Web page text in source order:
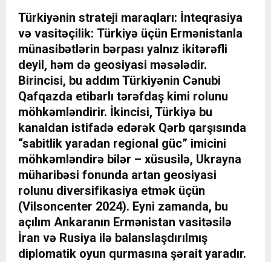
Türkiyənin strateji maraqları: İnteqrasiya
və vasitəçilik: Türkiyə üçün Ermənistanla
münasibətlərin bərpası yalnız ikitərəfli
deyil, həm də geosiyasi məsələdir.
Birincisi, bu addım Türkiyənin Cənubi
Qafqazda etibarlı tərəfdaş kimi rolunu
möhkəmləndirir. İkincisi, Türkiyə bu
kanaldan istifadə edərək Qərb qarşısında
“sabitlik yaradan regional güc” imicini
möhkəmləndirə bilər – xüsusilə, Ukrayna
müharibəsi fonunda artan geosiyasi
rolunu diversifikasiya etmək üçün
(Vilsoncenter 2024). Eyni zamanda, bu
açılım Ankaranın Ermənistan vasitəsilə
İran və Rusiya ilə balanslaşdırılmış
diplomatik oyun qurmasına şərait yaradır.